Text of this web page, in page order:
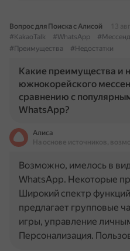
Вопрос для Поиска с Алисой
13
#KakaoTalk
#WhatsApp
#Преимущества
#Недостатки
Какие преимущества и
южнокорейского
сравнению с
WhatsApp?
Алиса
На основе источников,
Возможно, имелось в
WhatsApp. Некоторые
Широкий спектр
предлагает групповые
игры, управление
Персонализация.